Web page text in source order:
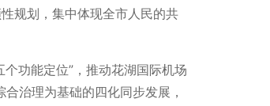
规划，集中体现全市人民的共
功能定位”，推动花湖国际机场
治理为基础的四化同步发展，